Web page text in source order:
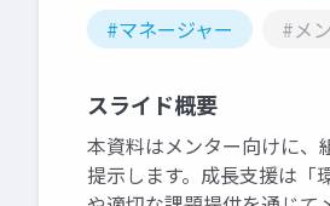
#マネージャー
#メ
スライド概要
本資料はメンター向けに、
提示します。成長支援は「